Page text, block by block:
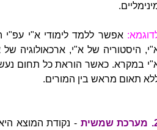
אפשר ללמד לימודי א"י עפ"י
היסטוריה של א"י, ארכאולוגיה
במקרא. כאשר הוראת כל תחום
תאום מראש בין המורים.
- נקודת המוצא